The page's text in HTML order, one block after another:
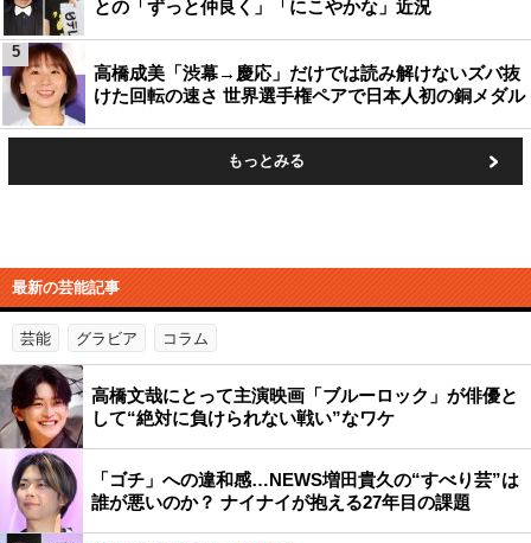
との「ずっと仲良く」「にこやかな」近況
高橋成美「渋幕→慶応」だけでは読み解けないズバ抜
けた回転の速さ 世界選手権ペアで日本人初の銅メダル
5
もっとみる
最新の芸能記事
芸能 グラビア コラム
高橋文哉にとって主演映画「ブルーロック」が俳優と
して“絶対に負けられない戦い”なワケ
「ゴチ」への違和感…NEWS増田貴久の“すべり芸”は
誰が悪いのか？ ナイナイが抱える27年目の課題